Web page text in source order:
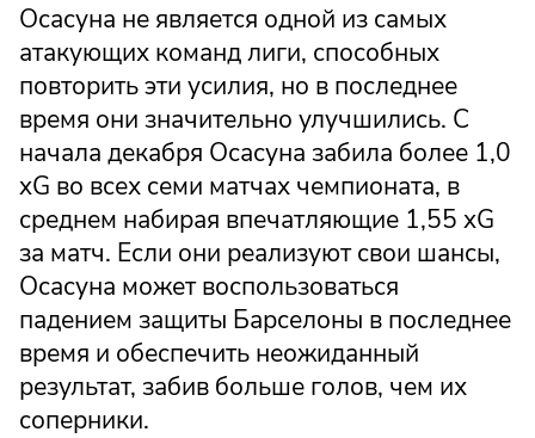
Осасуна не является одной из самых
атакующих команд лиги, способных
повторить эти усилия, но в последнее
время они значительно улучшились. С
начала декабря Осасуна забила более 1,0
xG во всех семи матчах чемпионата, в
среднем набирая впечатляющие 1,55 xG
за матч. Если они реализуют свои шансы,
Осасуна может воспользоваться
падением защиты Барселоны в последнее
время и обеспечить неожиданный
результат, забив больше голов, чем их
соперники.